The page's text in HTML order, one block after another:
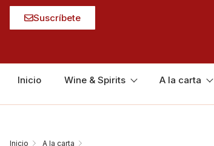
Suscríbete
Inicio Wine & Spirits A la carta
Inicio A la carta